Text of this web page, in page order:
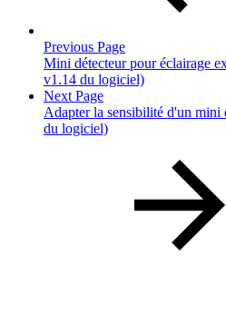
Previous Page
Mini détecteur pour éclairage
v1.14 du logiciel)
Next Page
Adapter la sensibilité d'un mini
du logiciel)